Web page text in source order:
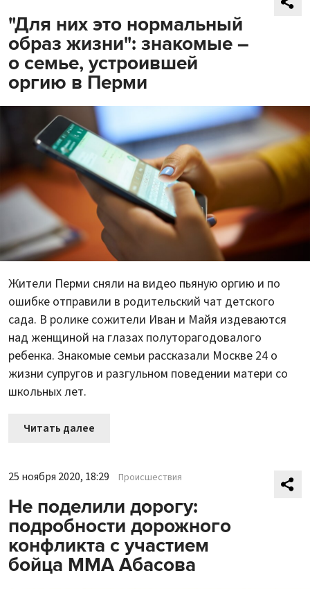
"Для них это нормальный
образ жизни": знакомые –
о семье, устроившей
оргию в Перми
Жители Перми сняли на видео пьяную оргию и по
ошибке отправили в родительский чат детского
сада. В ролике сожители Иван и Майя издеваются
над женщиной на глазах полуторагодовалого
ребенка. Знакомые семьи рассказали Москве 24 о
жизни супругов и разгульном поведении матери со
школьных лет.
Читать далее
25 ноября 2020, 18:29 Происшествия
Не поделили дорогу:
подробности дорожного
конфликта с участием
бойца MMA Абасова